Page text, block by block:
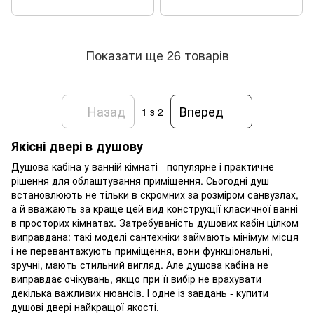
Показати ще 26 товарів
Назад 1 з 2
Вперед
Якісні двері в душову
Душова кабіна у ванній кімнаті - популярне і практичне
рішення для облаштування приміщення. Сьогодні душ
встановлюють не тільки в скромних за розміром санвузлах,
а й вважають за краще цей вид конструкції класичної ванні
в просторих кімнатах. Затребуваність душових кабін цілком
виправдана: такі моделі сантехніки займають мінімум місця
і не перевантажують приміщення, вони функціональні,
зручні, мають стильний вигляд. Але душова кабіна не
виправдає очікувань, якщо при її вибір не врахувати
декілька важливих нюансів. І одне із завдань - купити
душові двері найкращої якості.